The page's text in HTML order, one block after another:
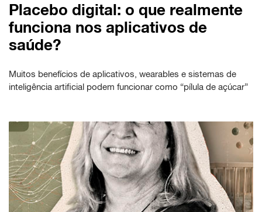
Placebo digital: o que realmente
funciona nos aplicativos de
saúde?
Muitos benefícios de aplicativos, wearables e sistemas de
inteligência artificial podem funcionar como “pílula de açúcar”